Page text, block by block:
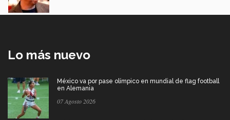
Lo más nuevo
México va por pase olímpico en mundial de flag football
en Alemania
07 Agosto 2026